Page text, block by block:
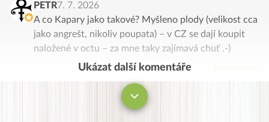
PETR7. 7. 2026
A co Kapary jako takové? Myšleno plody (velikost cca
jako angrešt, nikoliv poupata) – v CZ se dají koupit
naložené v octu – za mne taky zajímavá chuť .-)
Ukázat další komentáře